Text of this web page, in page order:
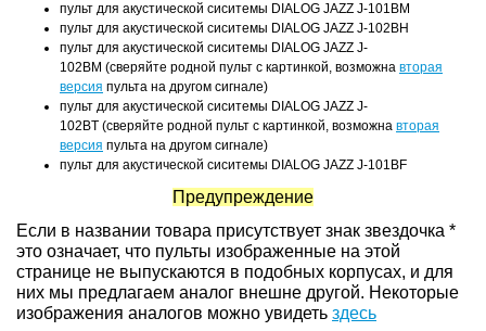
пульт для акустической сиситемы DIALOG JAZZ J-101BM
пульт для акустической сиситемы DIALOG JAZZ J-102BH
пульт для акустической сиситемы DIALOG JAZZ J-
102BM (сверяйте родной пульт с картинкой, возможна вторая
версия пульта на другом сигнале)
пульт для акустической сиситемы DIALOG JAZZ J-
102BT (сверяйте родной пульт с картинкой, возможна вторая
версия пульта на другом сигнале)
пульт для акустической сиситемы DIALOG JAZZ J-101BF
Предупреждение
Если в названии товара присутствует знак звездочка *
это означает, что пульты изображенные на этой
странице не выпускаются в подобных корпусах, и для
них мы предлагаем аналог внешне другой. Некоторые
изображения аналогов можно увидеть здесь